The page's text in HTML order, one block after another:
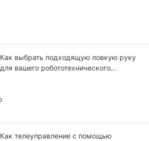
Как выбрать подходящую ловкую руку
для вашего робототехнического
Как телеуправление с помощью